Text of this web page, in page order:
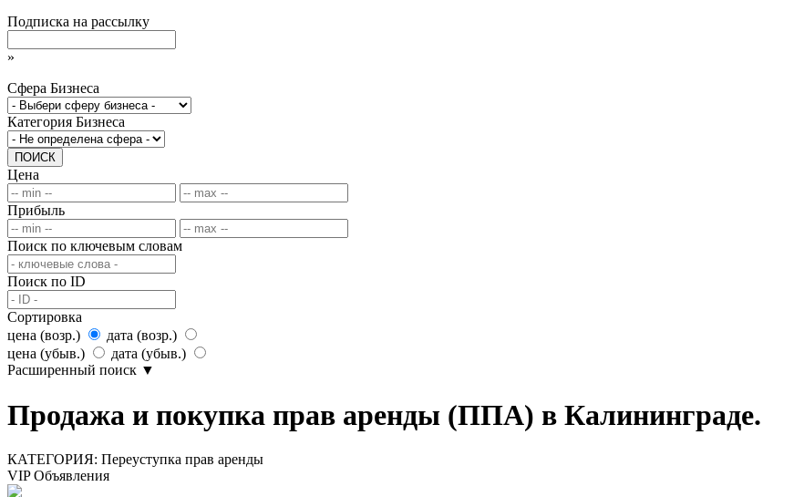
Подписка на рассылку
»
Сфера Бизнеса
Категория Бизнеса
ПОИСК
Цена
Прибыль
Поиск по ключевым словам
Поиск по ID
Сортировка
цена (возр.)
дата (возр.)
цена (убыв.)
дата (убыв.)
Расширенный поиск ▼
Продажа и покупка прав аренды (ППА) в Калининграде.
КАТЕГОРИЯ: Переуступка прав аренды
VIP Объявления